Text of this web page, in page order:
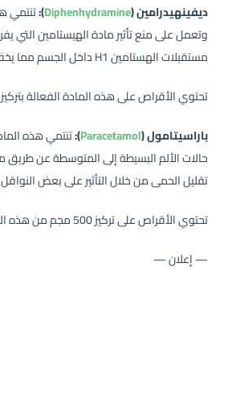
ديفينهيدرامين (Diphenhydramine
):تنتمي
وتعمل على منع تأثير مادة الهيستامين
مستقبلات الهستامين H1 داخل الجسم مما يخفف من أعراض الحساسية والبرد والتى تشمل الحكة والاحمرار والعطس والرشح.
تحتوي الأقراص على هذه المادة الفعالة بتركيز 12.5 مجم.
باراسيتامول (Paracetamol
):تنتمي هذه
حالات الألم البسيطة إلى المتوسطة عن طريق
تقليل الحمى من خلال التأثير على بعض
تحتوي الأقراص على تركيز 500 مجم من هذه المادة الفعالة.
— إعلان —